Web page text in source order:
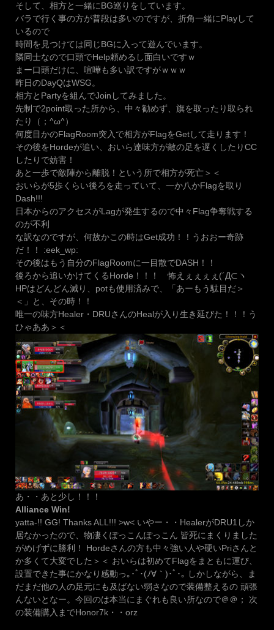
そして、相方と一緒にBG巡りをしています。
バラで行く事の方が普段は多いのですが、折角一緒にPlayして
いるので
時間を見つけては同じBGに入って遊んでいます。
隣同士なので口頭でHelp頼めるし面白いですｗ
まー口頭だけに、喧嘩も多い訳ですがｗｗｗ
昨日のDayQはWSG。
相方とPartyを組んでJoinしてみました。
先制で2point取った所から、中々勧めず、旗を取ったり取られ
たり（；^ω^）
何度目かのFlagRoom突入で相方がFlagをGetして走ります！
その後をHordeが追い、おいら達味方が敵の足を遅くしたりCC
したりで妨害！
あと一歩で敵陣から離脱！という所で相方が死亡＞＜
おいらが5歩くらい後ろを走っていて、一か八かFlagを取り
Dash!!!
日本からのアクセスがLagが発生するので中々Flag争奪戦する
のが不利
な訳なのですが、何故かこの時はGet成功！！うおおー奇跡
だ！！ :eek_wp:
その後はもう自分のFlagRoomに一目散でDASH！！
後ろから追いかけてくるHorde！！！ 怖えぇぇぇぇ(´Д⊂ヽ
HPはどんどん減り、potも使用済みで、「あーもう駄目だ＞
＜」と、その時！！
唯一の味方Healer・DRUさんのHealが入り生き延びた！！！う
ひゃああ＞＜
あ・・あと少し！！！
Alliance Win!
yatta-!! GG! Thanks ALL!!! >w< いやー・・HealerがDRU1しか
居なかったので、物凄くぽっこんぽっこん 皆死にまくりました
がめげずに勝利！ Hordeさんの方も中々強い人や硬いPriさんと
か多くて大変でした＞＜ おいらは初めてFlagをまともに運び、
設置できた事にかなり感動っ｡･ﾟ･(ﾉ∀｀)･ﾟ･｡ しかしながら、ま
だまだ他の人の足元にも及ばない弱さなので装備整えるの 頑張
んないとなー。今回のは本当にまぐれも良い所なので＠＠； 次
の装備購入までHonor7k・・orz